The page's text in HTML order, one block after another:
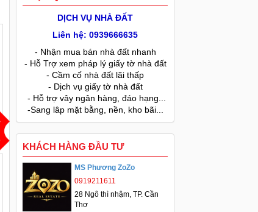
DỊCH VỤ NHÀ ĐẤT
Liên hệ: 0939666635
- Nhận mua bán nhà đất nhanh
- Hỗ Trợ xem pháp lý giấy tờ nhà đất
- Cầm cố nhà đất lãi thấp
- Dịch vụ giấy tờ nhà đất
- Hỗ trợ vây ngân hàng, đáo hạng...
-Sang lâp mặt bằng, nền, kho bãi...
KHÁCH HÀNG ĐẦU TƯ
MS Phương ZoZo
0919211611
28 Ngô thì nhậm, TP. Cần
Thơ